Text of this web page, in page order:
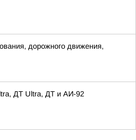
дорожного движения,
ДТ Ultra, ДТ и АИ-92